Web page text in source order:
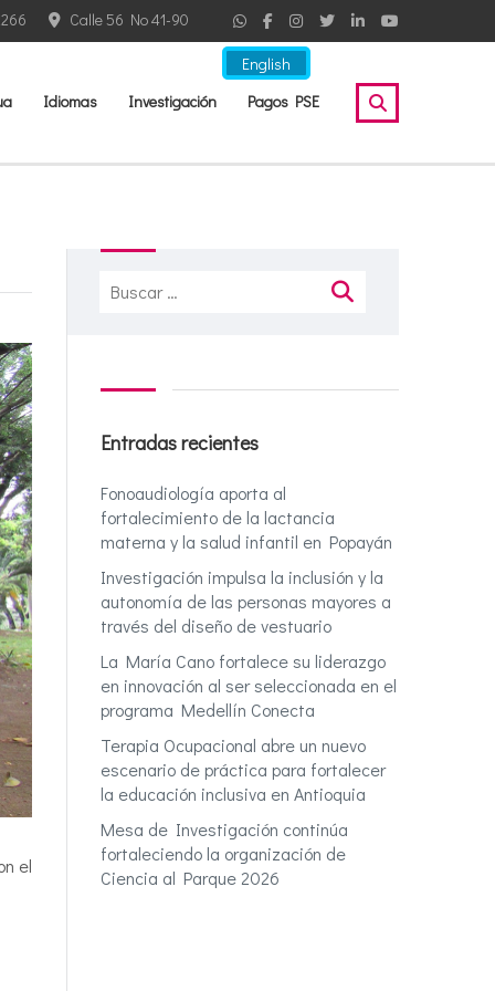
English
Calle 56 No 41-90
Idiomas Investigación Pagos PSE
el
Buscar:
Entradas recientes
Fonoaudiología aporta al
fortalecimiento de la lactancia
materna y la salud infantil en Popayán
Investigación impulsa la inclusión y la
autonomía de las personas mayores a
través del diseño de vestuario
La María Cano fortalece su liderazgo
en innovación al ser seleccionada en el
programa Medellín Conecta
Terapia Ocupacional abre un nuevo
escenario de práctica para fortalecer
la educación inclusiva en Antioquia
Mesa de Investigación continúa
fortaleciendo la organización de
Ciencia al Parque 2026